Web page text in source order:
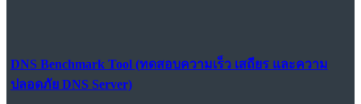
DNS Benchmark Tool (ทดสอบความเร็ว เสถียร และความ
ปลอดภัย DNS Server)